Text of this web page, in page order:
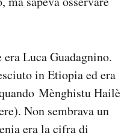
Luca Guadagnino.
in Etiopia ed era
Mènghistu Hailè
Non sembrava un
era la cifra di